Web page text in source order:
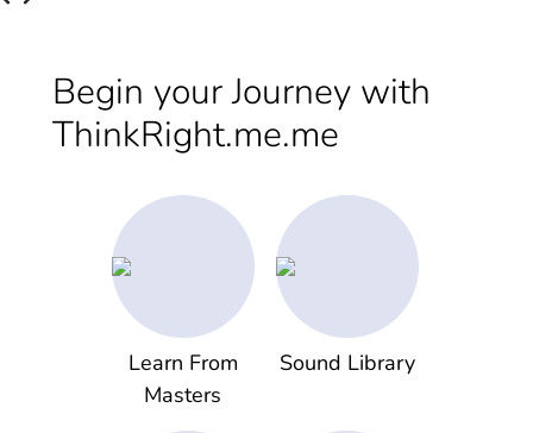
Begin your Journey with
ThinkRight.me.me
Learn From
Masters
Sound Library